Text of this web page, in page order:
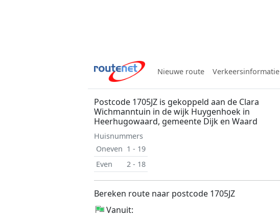
Nieuwe route Verkeersinformatie
Postcode 1705JZ is gekoppeld aan de Clara
Wichmanntuin in de wijk Huygenhoek in
Heerhugowaard, gemeente Dijk en Waard
Huisnummers
Oneven 1 - 19
Even
2 - 18
Bereken route naar postcode 1705JZ
Vanuit: